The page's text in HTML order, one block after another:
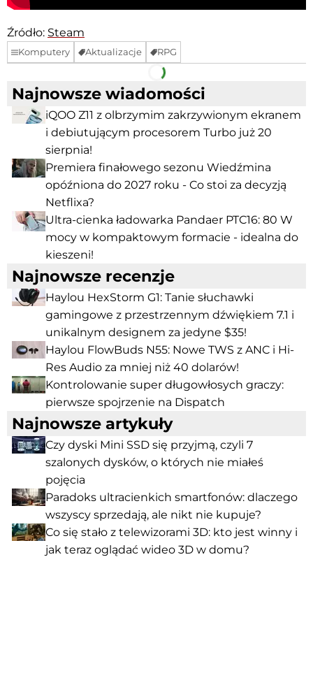
Źródło: Steam
Komputery Aktualizacje RPG
Facebook Telegram
Najnowsze wiadomości
iQOO Z11 z olbrzymim zakrzywionym ekranem
i debiutującym procesorem Turbo już 20
sierpnia!
Premiera finałowego sezonu Wiedźmina
opóźniona do 2027 roku - Co stoi za decyzją
Netflixa?
Ultra-cienka ładowarka Pandaer PTC16: 80 W
mocy w kompaktowym formacie - idealna do
kieszeni!
Najnowsze recenzje
Haylou HexStorm G1: Tanie słuchawki
gamingowe z przestrzennym dźwiękiem 7.1 i
unikalnym designem za jedyne $35!
Haylou FlowBuds N55: Nowe TWS z ANC i Hi-
Res Audio za mniej niż 40 dolarów!
Kontrolowanie super długowłosych graczy:
pierwsze spojrzenie na Dispatch
Najnowsze artykuły
Czy dyski Mini SSD się przyjmą, czyli 7
szalonych dysków, o których nie miałeś
pojęcia
Paradoks ultracienkich smartfonów: dlaczego
wszyscy sprzedają, ale nikt nie kupuje?
Co się stało z telewizorami 3D: kto jest winny i
jak teraz oglądać wideo 3D w domu?